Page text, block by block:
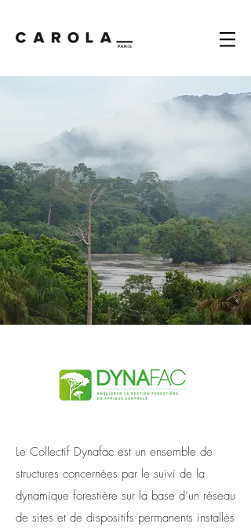
Le Collectif Dynafac est un ensemble de
structures concernées par le suivi de la
dynamique forestière sur la base d’un réseau
de sites et de dispositifs permanents installés